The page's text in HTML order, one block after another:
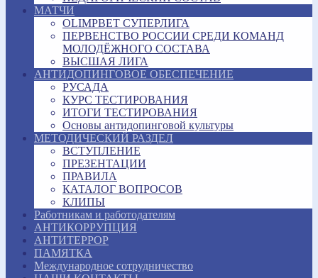
МАТЧИ
OLIMPBET СУПЕРЛИГА
ПЕРВЕНСТВО РОССИИ СРЕДИ КОМАНД
МОЛОДЁЖНОГО СОСТАВА
ВЫСШАЯ ЛИГА
АНТИДОПИНГОВОЕ ОБЕСПЕЧЕНИЕ
РУСАДА
КУРС ТЕСТИРОВАНИЯ
ИТОГИ ТЕСТИРОВАНИЯ
Основы антидопинговой культуры
МЕТОДИЧЕСКИЙ РАЗДЕЛ
ВСТУПЛЕНИЕ
ПРЕЗЕНТАЦИИ
ПРАВИЛА
КАТАЛОГ ВОПРОСОВ
КЛИПЫ
Работникам и работодателям
АНТИКОРРУПЦИЯ
АНТИТЕРРОР
ПАМЯТКА
Международное сотрудничество